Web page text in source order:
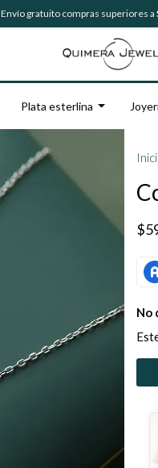
Envío gratuito compras superiores a
Plata esterlina
No